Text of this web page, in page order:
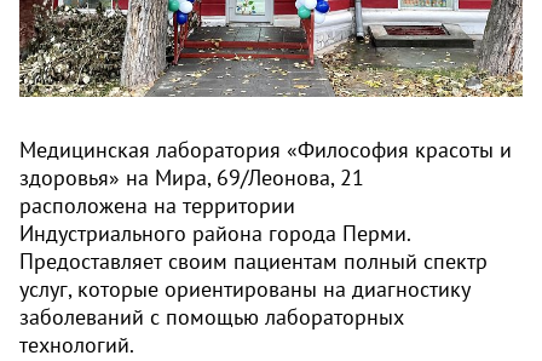
Медицинская лаборатория «Философия красоты и
здоровья» на Мира, 69/Леонова, 21
расположена на территории
Индустриального района города Перми.
Предоставляет своим пациентам полный спектр
услуг, которые ориентированы на диагностику
заболеваний с помощью лабораторных
технологий.